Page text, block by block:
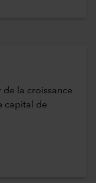
la croissance
capital de